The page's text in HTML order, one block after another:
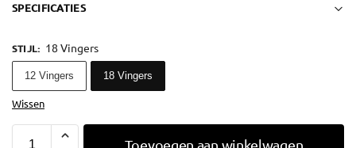
SPECIFICATIES
STIJL: 18 Vingers
12 Vingers 18 Vingers
Wissen
Toevoegen aan winkelwagen